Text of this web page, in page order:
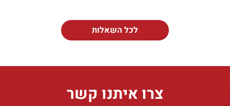
לכל השאלות
צרו איתנו קשר